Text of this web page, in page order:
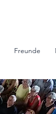
Freunde